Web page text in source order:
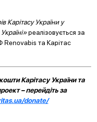
Карітасу України у
реалізовується за
Renovabis та Карітас
Карітасу України та
– перейдіть за
donate/